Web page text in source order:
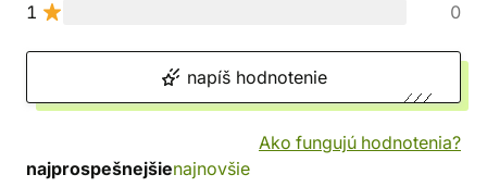
1
0
napíš hodnotenie
Ako fungujú hodnotenia?
najprospešnejšienajnovšie